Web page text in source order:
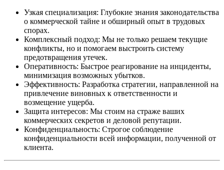
Узкая специализация: Глубокие знания законодательства
о коммерческой тайне и обширный опыт в трудовых
спорах.
Комплексный подход: Мы не только решаем текущие
конфликты, но и помогаем выстроить систему
предотвращения утечек.
Оперативность: Быстрое реагирование на инциденты,
минимизация возможных убытков.
Эффективность: Разработка стратегии, направленной на
привлечение виновных к ответственности и
возмещение ущерба.
Защита интересов: Мы стоим на страже ваших
коммерческих секретов и деловой репутации.
Конфиденциальность: Строгое соблюдение
конфиденциальности всей информации, полученной от
клиента.